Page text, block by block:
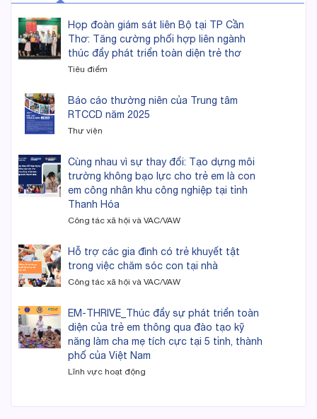
Họp đoàn giám sát liên Bộ tại TP Cần
Thơ: Tăng cường phối hợp liên ngành
thúc đẩy phát triển toàn diện trẻ thơ
Tiêu điểm
Báo cáo thường niên của Trung tâm
RTCCD năm 2025
Thư viện
Cùng nhau vì sự thay đổi: Tạo dựng môi
trường không bạo lực cho trẻ em là con
em công nhân khu công nghiệp tại tỉnh
Thanh Hóa
Công tác xã hội và VAC/VAW
Hỗ trợ các gia đình có trẻ khuyết tật
trong việc chăm sóc con tại nhà
Công tác xã hội và VAC/VAW
EM-THRIVE_Thúc đẩy sự phát triển toàn
diện của trẻ em thông qua đào tạo kỹ
năng làm cha mẹ tích cực tại 5 tỉnh, thành
phố của Việt Nam
Lĩnh vực hoạt động